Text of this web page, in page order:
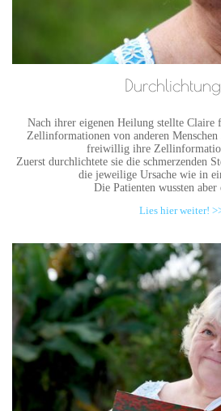
Nach ihrer eigenen Heilung stellte Claire
Zellinformationen von anderen Menschen
freiwillig ihre
Zuerst durchlichtete sie die schmerzenden
die jeweilige Ursache wie in
Die Patienten wussten aber
Lies hier weiter!